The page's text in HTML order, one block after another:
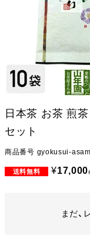
日本茶 お茶 煎
セット
商品番号 gyokusui-
¥17,000
まだ、